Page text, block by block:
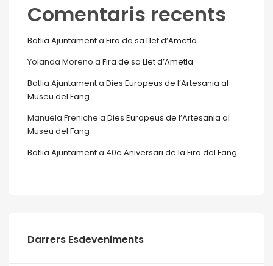
Comentaris recents
Batlia Ajuntamenta Fira de sa Llet d’Ametla
Yolanda Moreno a Fira de sa Llet d’Ametla
Batlia Ajuntamenta Dies Europeus de l’Artesania al
Museu del Fang
Manuela Freniche a Dies Europeus de l’Artesania al
Museu del Fang
Batlia Ajuntamenta 40e Aniversari de la Fira del Fang
Darrers Esdeveniments